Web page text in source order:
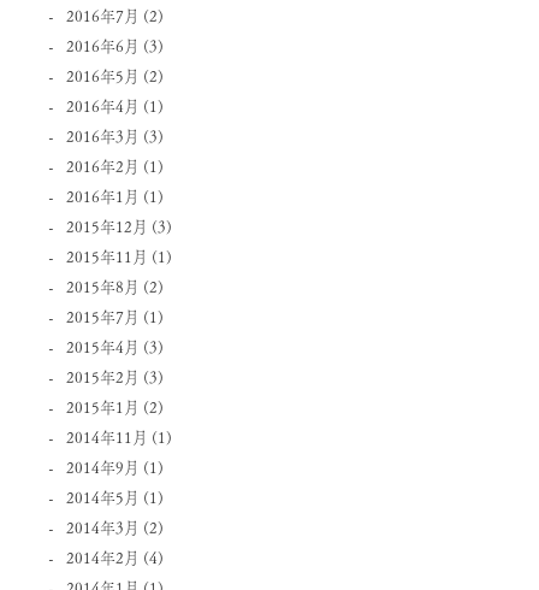
2016年7月 (2)
2016年6月 (3)
2016年5月 (2)
2016年4月 (1)
2016年3月 (3)
2016年2月 (1)
2016年1月 (1)
2015年12月 (3)
2015年11月 (1)
2015年8月 (2)
2015年7月 (1)
2015年4月 (3)
2015年2月 (3)
2015年1月 (2)
2014年11月 (1)
2014年9月 (1)
2014年5月 (1)
2014年3月 (2)
2014年2月 (4)